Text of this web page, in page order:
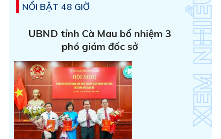
NỔI BẬT 48 GIỜ
UBND tỉnh Cà Mau bổ nhiệm 3
phó giám đốc sở